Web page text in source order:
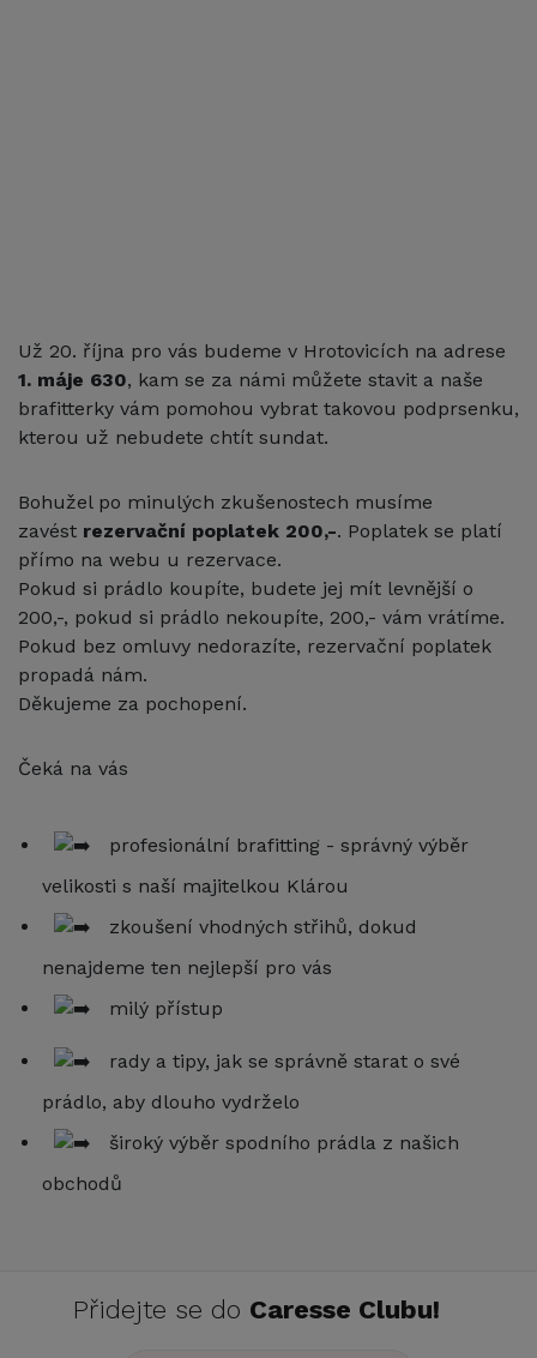
Už 20. října pro vás budeme v Hrotovicích na adrese
1. máje 630, kam se za námi můžete stavit a naše
brafitterky vám pomohou vybrat takovou podprsenku,
kterou už nebudete chtít sundat.
Bohužel po minulých zkušenostech musíme
zavést rezervační poplatek 200,-. Poplatek se platí
přímo na webu u rezervace.
Pokud si prádlo koupíte, budete jej mít levnější o
200,-, pokud si prádlo nekoupíte, 200,- vám vrátíme.
Pokud bez omluvy nedorazíte, rezervační poplatek
propadá nám.
Děkujeme za pochopení.
Čeká na vás
profesionální brafitting - správný výběr
velikosti s naší majitelkou Klárou
zkoušení vhodných střihů, dokud
nenajdeme ten nejlepší pro vás
milý přístup
rady a tipy, jak se správně starat o své
prádlo, aby dlouho vydrželo
široký výběr spodního prádla z našich
obchodů
Přidejte se do Caresse Clubu!